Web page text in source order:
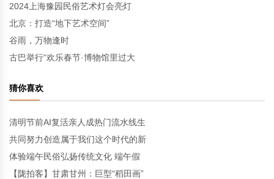
2024上海豫园民俗艺术灯会亮灯
北京：打造“地下艺术空间”
谷雨，万物逢时
古巴举行“欢乐春节·博物馆里过大
猜你喜欢
清明节前AI复活亲人成热门流水线生
共同努力创造属于我们这个时代的新
体验端午民俗弘扬传统文化 端午假
【陇拍客】甘肃甘州：巨型“稻田画”